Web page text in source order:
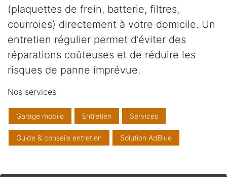
(plaquettes de frein, batterie, filtres,
courroies) directement à votre domicile. Un
entretien régulier permet d’éviter des
réparations coûteuses et de réduire les
risques de panne imprévue.
Nos services
Garage mobile Entretien Services
Guide & conseils entretien Solution AdBlue